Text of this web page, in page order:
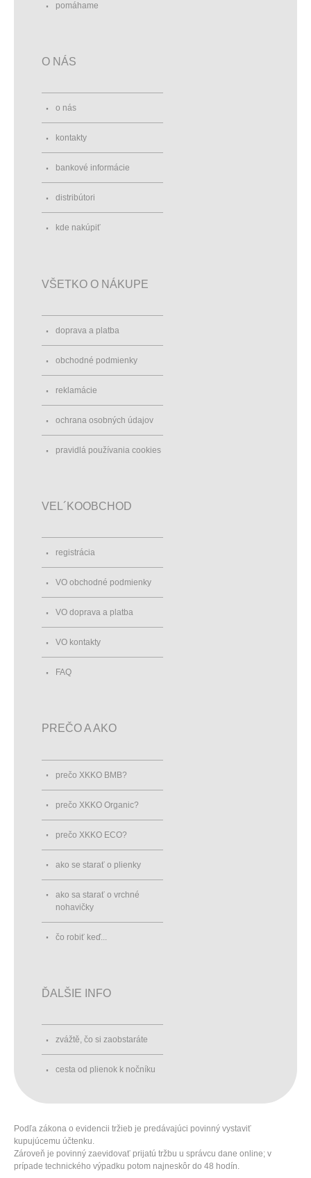
pomáhame
O NÁS
o nás
kontakty
bankové informácie
distribútori
kde nakúpiť
VŠETKO O NÁKUPE
doprava a platba
obchodné podmienky
reklamácie
ochrana osobných údajov
pravidlá používania cookies
VEL´KOOBCHOD
registrácia
VO obchodné podmienky
VO doprava a platba
VO kontakty
FAQ
PREČO A AKO
prečo XKKO BMB?
prečo XKKO Organic?
prečo XKKO ECO?
ako se starať o plienky
ako sa starať o vrchné
nohavičky
čo robiť keď...
ĎALŠIE INFO
zvážtě, čo si zaobstaráte
cesta od plienok k nočníku
Podľa zákona o evidencii tržieb je predávajúci povinný vystaviť
kupujúcemu účtenku.
Zároveň je povinný zaevidovať prijatú tržbu u správcu dane online; v
prípade technického výpadku potom najneskôr do 48 hodín.